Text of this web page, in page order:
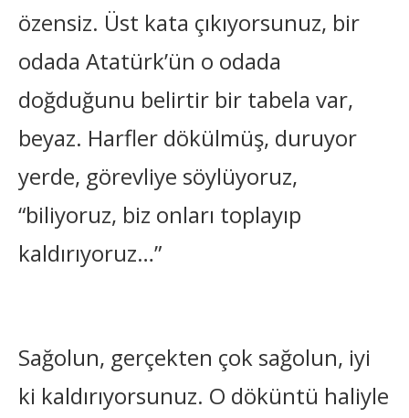
özensiz. Üst kata çıkıyorsunuz, bir
odada Atatürk’ün o odada
doğduğunu belirtir bir tabela var,
beyaz. Harfler dökülmüş, duruyor
yerde, görevliye söylüyoruz,
“biliyoruz, biz onları toplayıp
kaldırıyoruz…”
Sağolun, gerçekten çok sağolun, iyi
ki kaldırıyorsunuz. O döküntü haliyle